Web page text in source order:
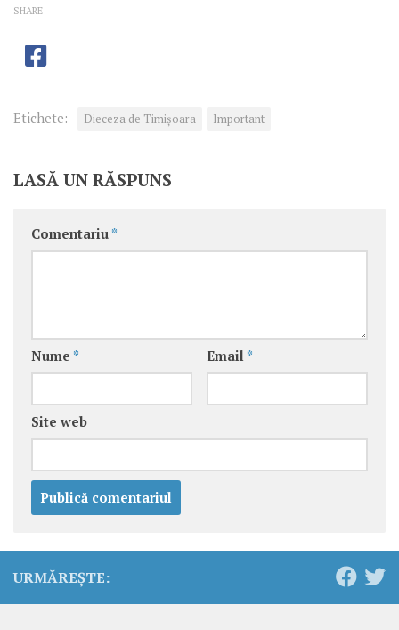
SHARE
Etichete: Dieceza de Timișoara Important
LASĂ UN RĂSPUNS
Comentariu *
Nume * Email *
Site web
URMĂREȘTE: